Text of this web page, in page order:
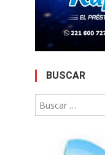
BUSCAR